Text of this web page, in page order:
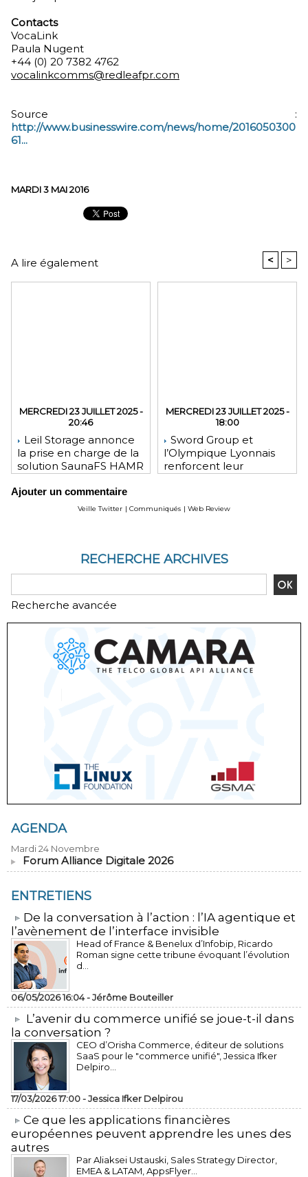
Contacts
VocaLink
Paula Nugent
+44 (0) 20 7382 4762
vocalinkcomms@redleafpr.com
Source :
http://www.businesswire.com/news/home/2016050300
61...
MARDI 3 MAI 2016
A lire également < >
MERCREDI 23 JUILLET 2025 -
20:46
Leil Storage annonce
la prise en charge de la
solution SaunaFS HAMR
stockage accrue lors
des déploiements sur
MERCREDI 23 JUILLET 2025 -
18:00
Sword Group et
l’Olympique Lyonnais
renforcent leur
Ajouter un commentaire
Veille Twitter | Communiqués | Web Review
RECHERCHE ARCHIVES
Recherche avancée
AGENDA
Mardi 24 Novembre
Forum Alliance Digitale 2026
ENTRETIENS
​De la conversation à l’action : l’IA agentique et
l’avènement de l’interface invisible
Head of France & Benelux d’Infobip, Ricardo
Roman signe cette tribune évoquant l’évolution
d...
06/05/2026 16:04 -Jérôme Bouteiller
L’avenir du commerce unifié se joue-t-il dans
la conversation ?
CEO d’Orisha Commerce, éditeur de solutions
SaaS pour le "commerce unifié", Jessica Ifker
Delpiro...
17/03/2026 17:00 -Jessica Ifker Delpirou
​Ce que les applications financières
européennes peuvent apprendre les unes des
autres
Par Aliaksei Ustauski, Sales Strategy Director,
EMEA & LATAM, AppsFlyer...